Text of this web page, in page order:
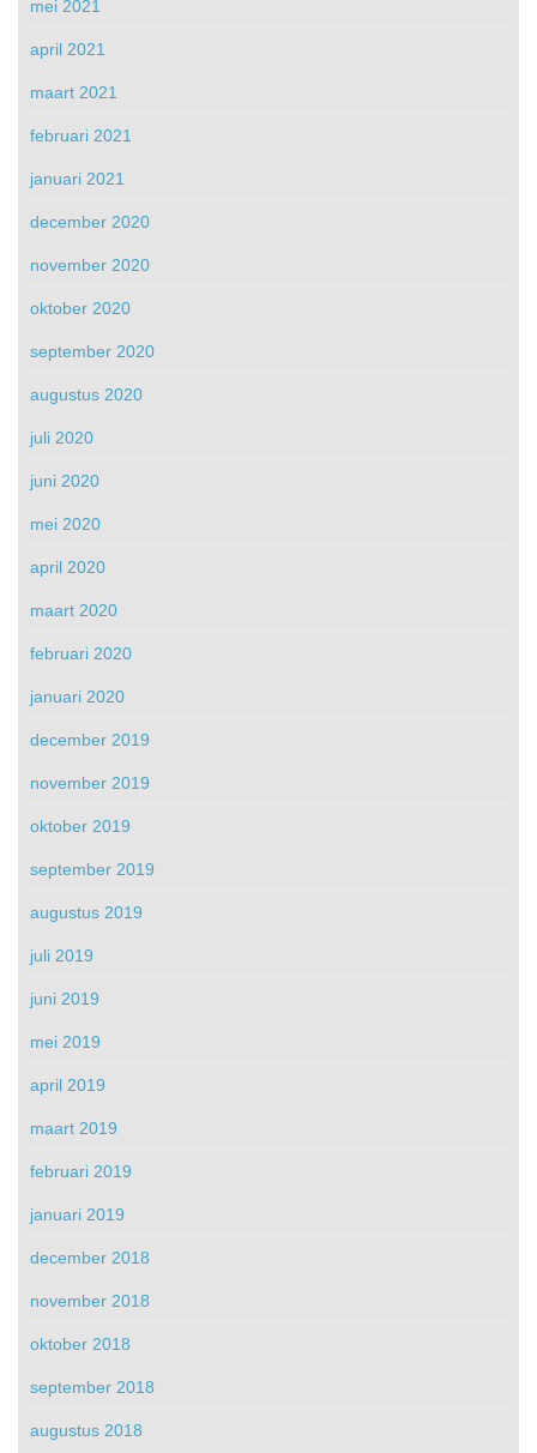
mei 2021
april 2021
maart 2021
februari 2021
januari 2021
december 2020
november 2020
oktober 2020
september 2020
augustus 2020
juli 2020
juni 2020
mei 2020
april 2020
maart 2020
februari 2020
januari 2020
december 2019
november 2019
oktober 2019
september 2019
augustus 2019
juli 2019
juni 2019
mei 2019
april 2019
maart 2019
februari 2019
januari 2019
december 2018
november 2018
oktober 2018
september 2018
augustus 2018